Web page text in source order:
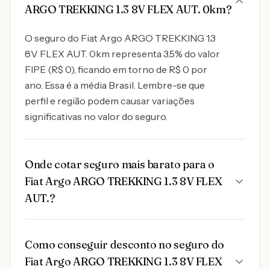
ARGO TREKKING 1.3 8V FLEX AUT. 0km?
O seguro do Fiat Argo ARGO TREKKING 1.3
8V FLEX AUT. 0km representa 3.5% do valor
FIPE (R$ 0), ficando em torno de R$ 0 por
ano. Essa é a média Brasil. Lembre-se que
perfil e região podem causar variações
significativas no valor do seguro.
Onde cotar seguro mais barato para o
Fiat Argo ARGO TREKKING 1.3 8V FLEX
AUT.?
Como conseguir desconto no seguro do
Fiat Argo ARGO TREKKING 1.3 8V FLEX